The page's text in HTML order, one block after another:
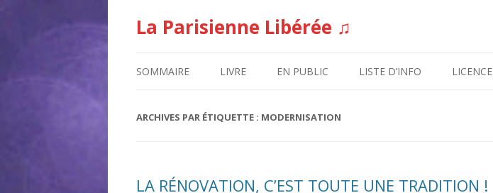
La Parisienne Libérée ♫
SOMMAIRE LIVRE EN PUBLIC LISTE D’INFO LICENCE
ARCHIVES PAR ÉTIQUETTE : MODERNISATION
LA RÉNOVATION, C’EST TOUTE UNE TRADITION !